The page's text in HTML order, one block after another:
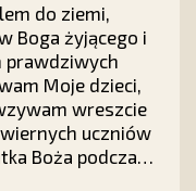
do ziemi,
Boga żyjącego i
prawdziwych
Moje dzieci,
wreszcie
uczniów
Boża podczas